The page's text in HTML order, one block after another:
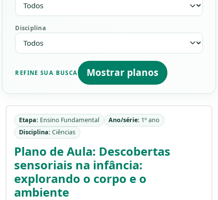
Disciplina
REFINE SUA BUSCA Mostrar planos
Etapa: Ensino Fundamental Ano/série: 1º ano
Disciplina: Ciências
Plano de Aula: Descobertas
sensoriais na infância:
explorando o corpo e o
ambiente